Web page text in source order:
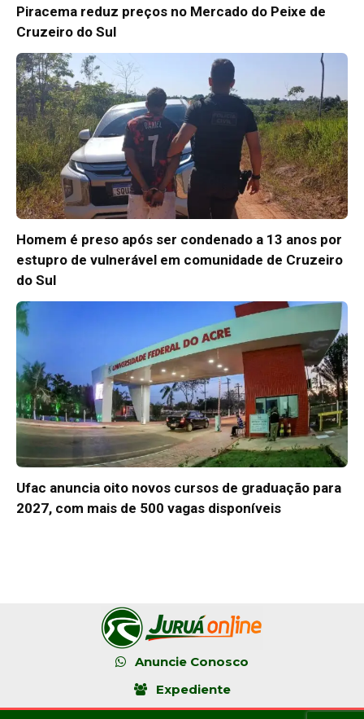
Piracema reduz preços no Mercado do Peixe de
Cruzeiro do Sul
Homem é preso após ser condenado a 13 anos por
estupro de vulnerável em comunidade de Cruzeiro
do Sul
Ufac anuncia oito novos cursos de graduação para
2027, com mais de 500 vagas disponíveis
Anuncie Conosco
Expediente